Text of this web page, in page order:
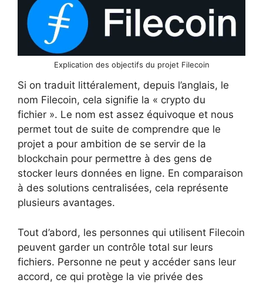
Explication des objectifs du projet Filecoin
Si on traduit littéralement, depuis l’anglais, le
nom Filecoin, cela signifie la « crypto du
fichier ». Le nom est assez équivoque et nous
permet tout de suite de comprendre que le
projet a pour ambition de se servir de la
blockchain pour permettre à des gens de
stocker leurs données en ligne. En comparaison
à des solutions centralisées, cela représente
plusieurs avantages.
Tout d’abord, les personnes qui utilisent Filecoin
peuvent garder un contrôle total sur leurs
fichiers. Personne ne peut y accéder sans leur
accord, ce qui protège la vie privée des